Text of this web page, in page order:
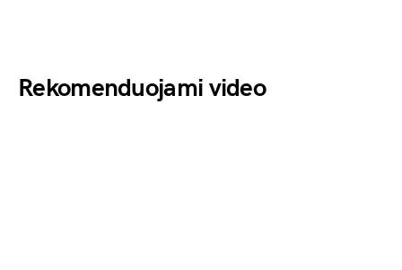
Rekomenduojami video